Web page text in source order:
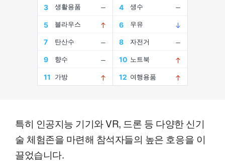
특히 인공지능 기기와 VR, 드론 등 다양한 신기
술 체험존을 마련해 참석자들의 높은 호응을 이
끌었습니다.